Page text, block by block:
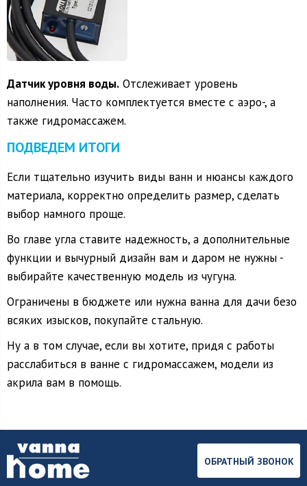
Датчик уровня воды. Отслеживает уровень
наполнения. Часто комплектуется вместе с аэро-, а
также гидромассажем.
ПОДВЕДЕМ ИТОГИ
Если тщательно изучить виды ванн и нюансы каждого
материала, корректно определить размер, сделать
выбор намного проще.
Во главе угла ставите надежность, а дополнительные
функции и вычурный дизайн вам и даром не нужны -
выбирайте качественную модель из чугуна.
Ограничены в бюджете или нужна ванна для дачи безо
всяких изысков, покупайте стальную.
Ну а в том случае, если вы хотите, придя с работы
расслабиться в ванне с гидромассажем, модели из
акрила вам в помощь.
ОБРАТНЫЙ ЗВОНОК